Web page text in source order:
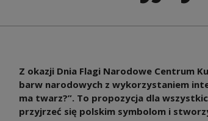
Z okazji Dnia Flagi Narodowe Centrum
barw narodowych z wykorzystaniem
ma twarz?”. To propozycja dla
przyjrzeć się polskim symbolom i